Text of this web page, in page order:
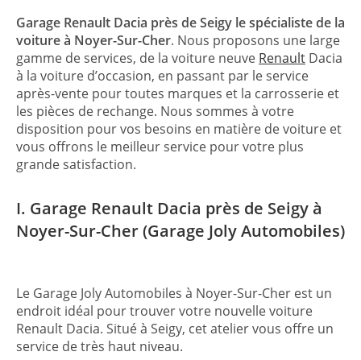
Garage Renault Dacia près de Seigy le spécialiste de la
voiture à Noyer-Sur-Cher. Nous proposons une large
gamme de services, de la voiture neuve Renault Dacia
à la voiture d’occasion, en passant par le service
après-vente pour toutes marques et la carrosserie et
les pièces de rechange. Nous sommes à votre
disposition pour vos besoins en matière de voiture et
vous offrons le meilleur service pour votre plus
grande satisfaction.
I. Garage Renault Dacia près de Seigy à
Noyer-Sur-Cher (Garage Joly Automobiles)
Le Garage Joly Automobiles à Noyer-Sur-Cher est un
endroit idéal pour trouver votre nouvelle voiture
Renault Dacia. Situé à Seigy, cet atelier vous offre un
service de très haut niveau.